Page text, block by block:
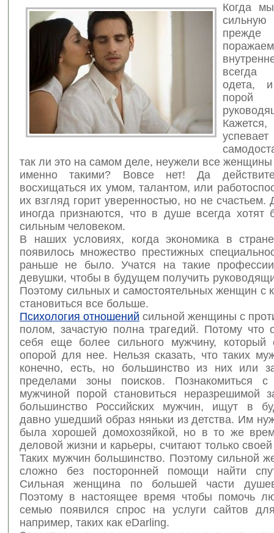
Когда
всегда
одета,
порой
так ли это на самом деле, неужели все
именно такими? Вовсе нет! Да
восхищаться их умом, талантом, или
их взгляд горит уверенностью, но не
иногда признаются, что в душе всегда хотят
сильным человеком.
В наших условиях, когда экономика в
появилось множество престижных
раньше не было. Учатся на такие
девушки, чтобы в будущем получить
Поэтому сильных и самостоятельных женщин с
становиться все больше.
Психология отношений сильной женщины с
полом, зачастую полна трагедий. Потому что
себя еще более сильного мужчину, который
опорой для нее. Нельзя сказать, что таких
конечно, есть, но большинство из них или
пределами зоны поисков. Познакомиться
мужчиной порой становиться неразрешимой
большинство Российских мужчин, ищут в
давно ушедший образ няньки из детства. Им
была хорошей домохозяйкой, но в то же
деловой жизни и карьеры, считают только
Таких мужчин большинство. Поэтому сильной
сложно без посторонней помощи найти
Сильная женщина по большей части
Поэтому в настоящее время чтобы помочь
семью появился спрос на услуги сайтов
например, таких как eDarling.